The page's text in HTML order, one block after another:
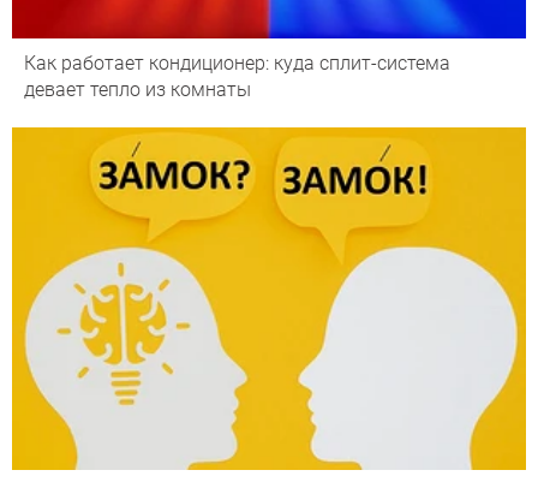
Как работает кондиционер: куда сплит-система
девает тепло из комнаты